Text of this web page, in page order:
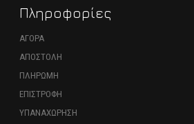
Πληροφορίες
ΑΓΟΡΑ
ΑΠΟΣΤΟΛΗ
ΠΛΗΡΩΜΗ
ΕΠΙΣΤΡΟΦΗ
ΥΠΑΝΑΧΩΡΗΣΗ